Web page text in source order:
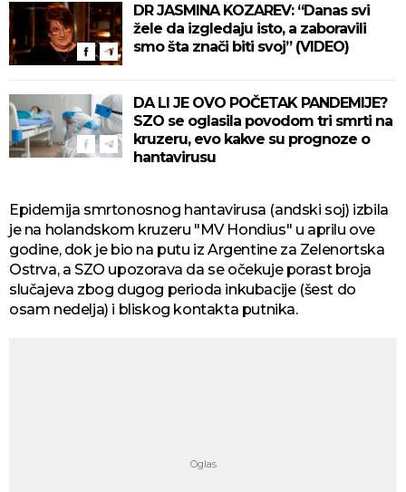
DR JASMINA KOZAREV: “Danas svi
žele da izgledaju isto, a zaboravili
smo šta znači biti svoj” (VIDEO)
DA LI JE OVO POČETAK PANDEMIJE?
SZO se oglasila povodom tri smrti na
kruzeru, evo kakve su prognoze o
hantavirusu
Epidemija smrtonosnog hantavirusa (andski soj) izbila
je na holandskom kruzeru "MV Hondius" u aprilu ove
godine, dok je bio na putu iz Argentine za Zelenortska
Ostrva, a SZO upozorava da se očekuje porast broja
slučajeva zbog dugog perioda inkubacije (šest do
osam nedelja) i bliskog kontakta putnika.